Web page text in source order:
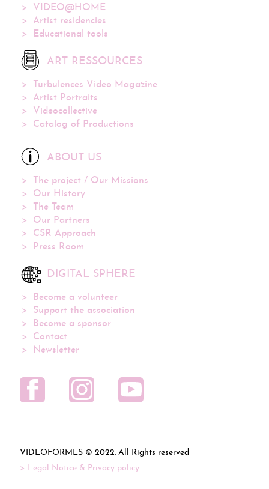
VIDEO@HOME
Artist residencies
Educational tools
ART RESSOURCES
Turbulences Video Magazine
Artist Portraits
Videocollective
Catalog of Productions
ABOUT US
The project / Our Missions
Our History
The Team
Our Partners
CSR Approach
Press Room
DIGITAL SPHERE
Become a volunteer
Support the association
Become a sponsor
Contact
Newsletter
VIDEOFORMES ©
. All Rights reserved
Legal Notice & Privacy policy